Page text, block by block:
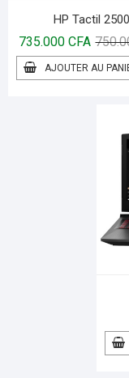
HP Tactil
735.000CFA
AJOUTER AU